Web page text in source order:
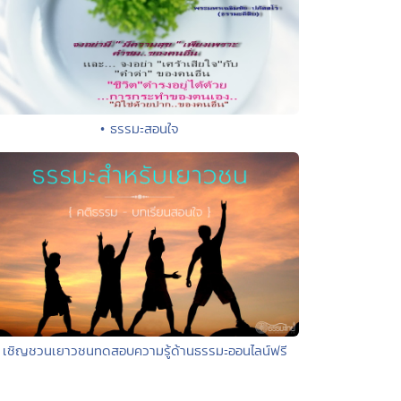
• ธรรมะสอนใจ
เชิญชวนเยาวชนทดสอบความรู้ด้านธรรมะออนไลน์ฟรี